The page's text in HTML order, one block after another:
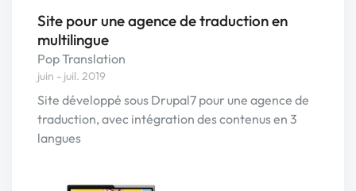
Site pour une agence de traduction en
multilingue
Pop Translation
juin - juil. 2019
Site développé sous Drupal7 pour une agence de
traduction, avec intégration des contenus en 3
langues